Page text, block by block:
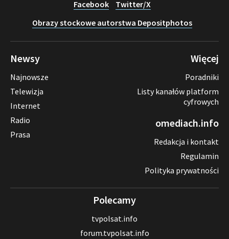
Facebook
Twitter/X
Obrazy stockowe autorstwa Depositphotos
Newsy
Najnowsze
Telewizja
Internet
Radio
Prasa
Więcej
Poradniki
Listy kanałów platform
cyfrowych
omediach.info
Redakcja i kontakt
Regulamin
Polityka prywatności
Polecamy
tvpolsat.info
forum.tvpolsat.info